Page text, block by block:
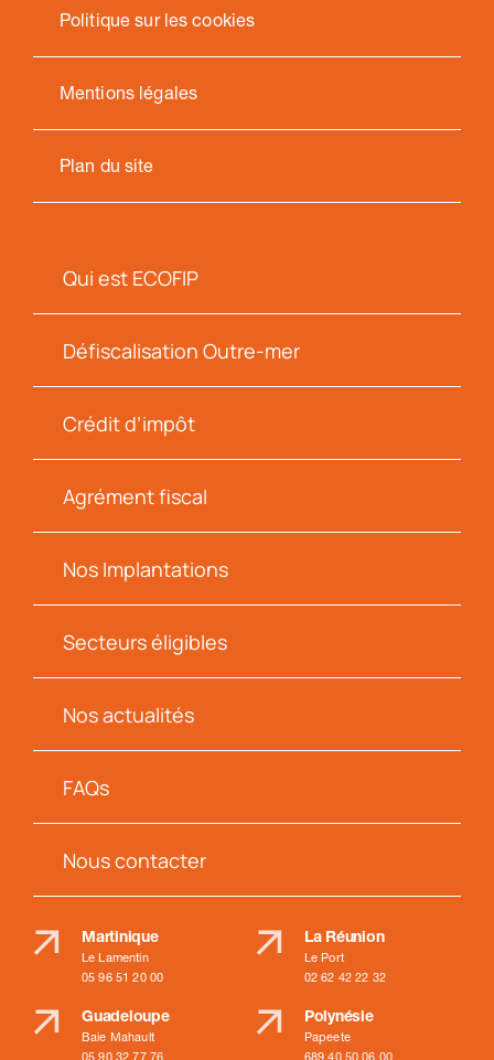
Politique sur les cookies
Mentions légales
Plan du site
Qui est ECOFIP
Défiscalisation Outre-mer
Crédit d’impôt
Agrément fiscal
Nos Implantations
Secteurs éligibles
Nos actualités
FAQs
Nous contacter
Martinique
Le Lamentin
05 96 51 20 00
Guadeloupe
Baie Mahault
05 90 32 77 76
La Réunion
Le Port
02 62 42 22 32
Polynésie
Papeete
689 40 50 06 00